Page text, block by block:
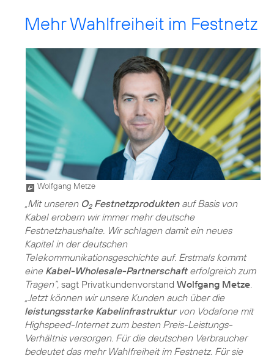
Mehr Wahlfreiheit im Festnetz
Wolfgang Metze
„Mit unseren O2Festnetzproduktenauf Basis von
Kabel erobern wir immer mehr deutsche
Festnetzhaushalte. Wir schlagen damit ein neues
Kapitel in der deutschen
Telekommunikationsgeschichte auf. Erstmals kommt
eine Kabel-Wholesale-Partnerschafterfolgreich zum
Tragen“, sagt Privatkundenvorstand Wolfgang Metze.
„Jetzt können wir unsere Kunden auch über die
leistungsstarke Kabelinfrastrukturvon Vodafone mit
Highspeed-Internet zum besten Preis-Leistungs-
Verhältnis versorgen. Für die deutschen Verbraucher
bedeutet das mehr Wahlfreiheit im Festnetz. Für sie